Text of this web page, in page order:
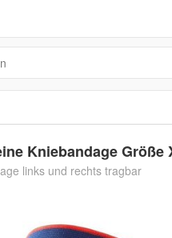
Kniebandage
links und rechts tragbar